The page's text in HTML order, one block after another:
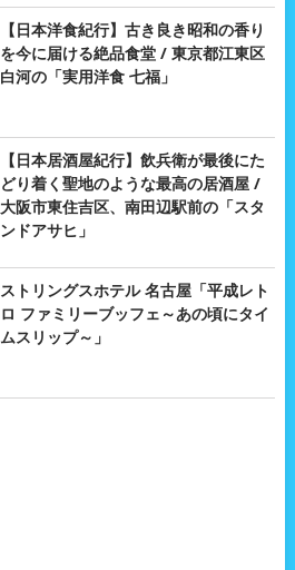
【日本洋食紀行】古き良き昭和の香り
を今に届ける絶品食堂 / 東京都江東区
白河の「実用洋食 七福」
【日本居酒屋紀行】飲兵衛が最後にた
どり着く聖地のような最高の居酒屋 /
大阪市東住吉区、南田辺駅前の「スタ
ンドアサヒ」
ストリングスホテル 名古屋「平成レト
ロ ファミリーブッフェ～あの頃にタイ
ムスリップ～」